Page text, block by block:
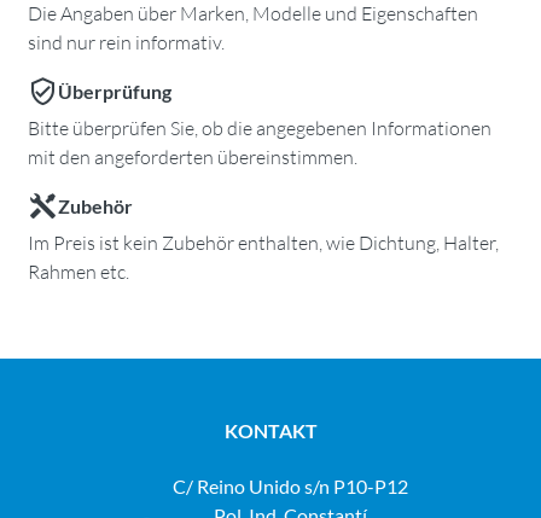
Die Angaben über Marken, Modelle und Eigenschaften
sind nur rein informativ.
Überprüfung
Bitte überprüfen Sie, ob die angegebenen Informationen
mit den angeforderten übereinstimmen.
Zubehör
Im Preis ist kein Zubehör enthalten, wie Dichtung, Halter,
Rahmen etc.
KONTAKT
C/ Reino Unido s/n P10-P12